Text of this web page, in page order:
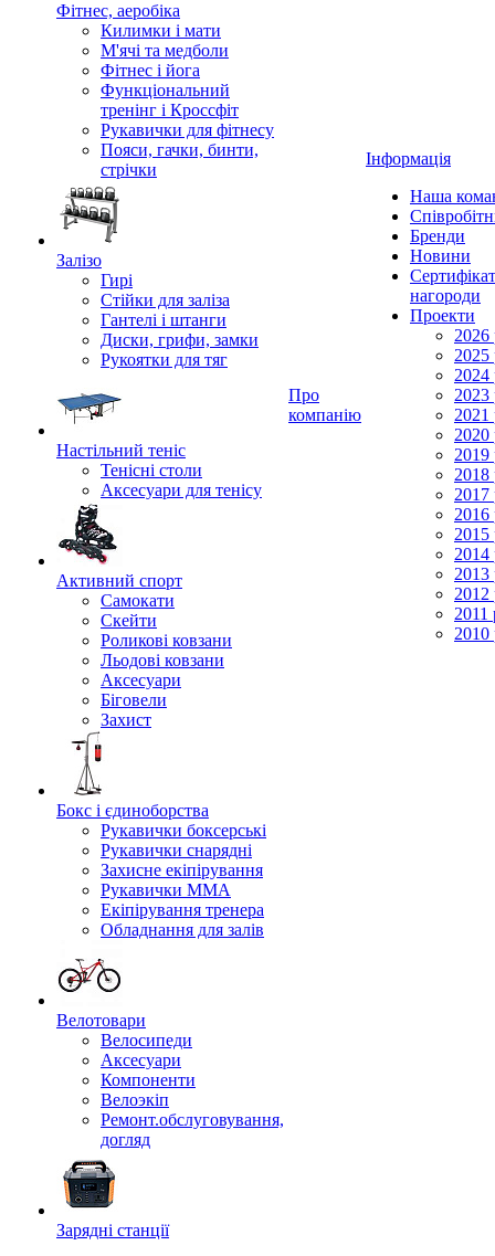
Фітнес, аеробіка
Килимки і мати
М'ячі та медболи
Фітнес і йога
Функціональний
тренінг і Кроссфіт
Рукавички для фітнесу
Пояси, гачки, бинти,
стрічки
Залізо
Гирі
Стійки для заліза
Гантелі і штанги
Диски, грифи, замки
Рукоятки для тяг
Настільний теніс
Тенісні столи
Аксесуари для тенісу
Активний спорт
Самокати
Скейти
Роликові ковзани
Льодові ковзани
Аксесуари
Біговели
Захист
Бокс і єдиноборства
Рукавички боксерські
Рукавички снарядні
Захисне екіпірування
Рукавички ММА
Екіпірування тренера
Обладнання для залів
Велотовари
Велосипеди
Аксесуари
Компоненти
Велоэкіп
Ремонт.обслуговування,
догляд
Зарядні станції
Про
компанію
Інформація
Наша
Бренди
Новини
нагороди
Проекти
2026
2025
2024
2023
2021
2020
2019
2018
2017
2016
2015
2014
2013
2012
2011
2010